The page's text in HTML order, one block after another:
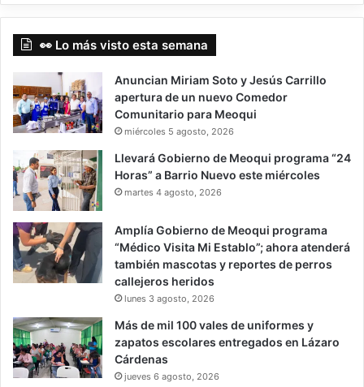
👀 Lo más visto esta semana
Anuncian Miriam Soto y Jesús Carrillo
apertura de un nuevo Comedor
Comunitario para Meoqui
miércoles 5 agosto, 2026
Llevará Gobierno de Meoqui programa “24
Horas” a Barrio Nuevo este miércoles
martes 4 agosto, 2026
Amplía Gobierno de Meoqui programa
“Médico Visita Mi Establo”; ahora atenderá
también mascotas y reportes de perros
callejeros heridos
lunes 3 agosto, 2026
Más de mil 100 vales de uniformes y
zapatos escolares entregados en Lázaro
Cárdenas
jueves 6 agosto, 2026